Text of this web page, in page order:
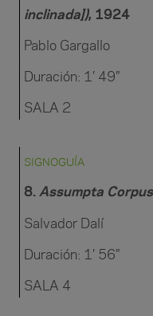
inclinada]), 1924
Pablo Gargallo
Duración: 1′ 49″
SALA 2
SIGNOGUÍA
8. Assumpta
Salvador Dalí
Duración: 1′ 56″
SALA 4